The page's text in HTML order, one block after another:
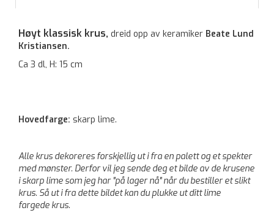
Høyt klassisk krus, dreid opp av keramiker Beate Lund
Kristiansen.
Ca 3 dl, H: 15 cm
Hovedfarge: skarp lime.
Alle krus dekoreres forskjellig ut i fra en palett og et spekter
med mønster. Derfor vil jeg sende deg et bilde av de krusene
i skarp lime som jeg har "på lager nå" når du bestiller et slikt
krus. Så ut i fra dette bildet kan du plukke ut ditt lime
fargede krus.